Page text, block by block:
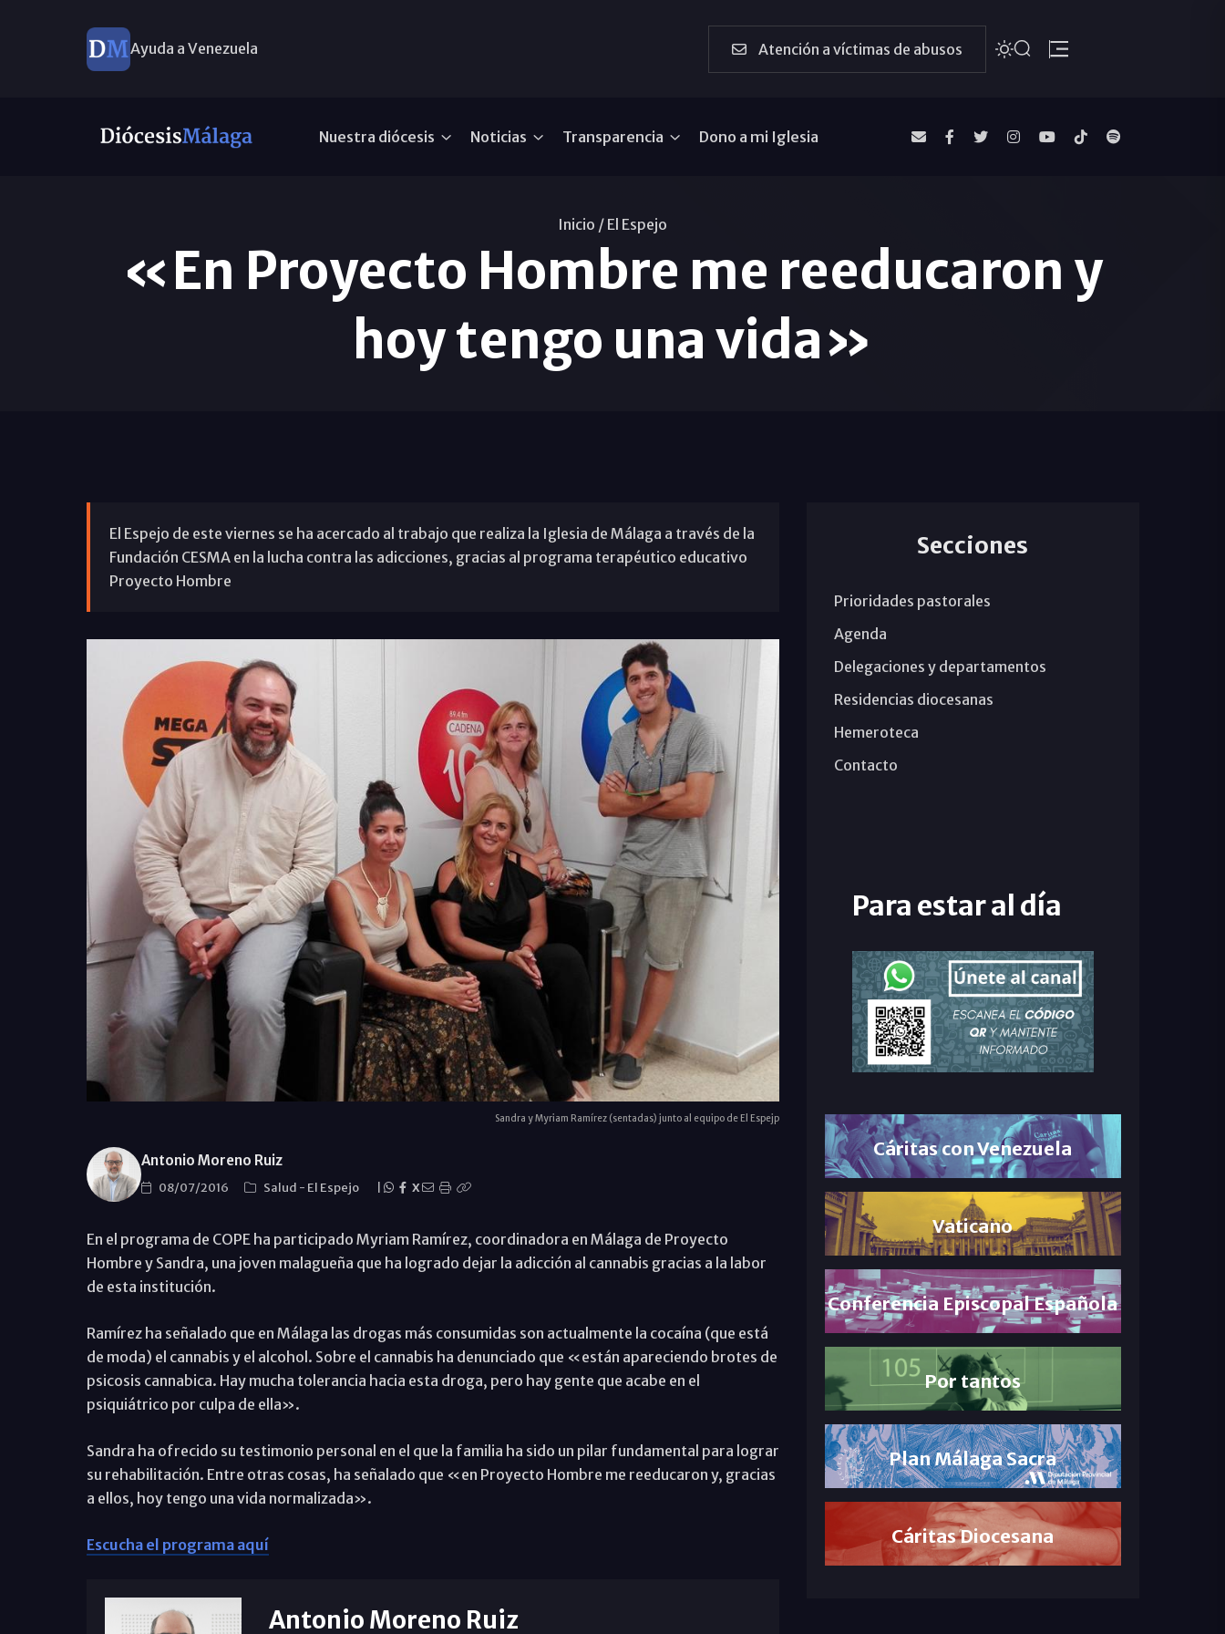
Ayuda a Venezuela Atención a víctimas de abusos
Nuestra diócesis Noticias Transparencia Dono a mi Iglesia
Inicio / El Espejo
«En Proyecto Hombre me reeducaron y
hoy tengo una vida»
El Espejo de este viernes se ha acercado al trabajo que realiza la Iglesia de Málaga a través de la
Fundación CESMA en la lucha contra las adicciones, gracias al programa terapéutico educativo
Proyecto Hombre
Sandra y Myriam Ramírez (sentadas) junto al equipo de El Espejp
Antonio Moreno Ruiz
08/07/2016 Salud - El Espejo X
En el programa de COPE ha participado Myriam Ramírez, coordinadora en Málaga de Proyecto
Hombre y Sandra, una joven malagueña que ha logrado dejar la adicción al cannabis gracias a la labor
de esta institución.
Ramírez ha señalado que en Málaga las drogas más consumidas son actualmente la cocaína (que está
de moda) el cannabis y el alcohol. Sobre el cannabis ha denunciado que «están apareciendo brotes de
psicosis cannabica. Hay mucha tolerancia hacia esta droga, pero hay gente que acabe en el
psiquiátrico por culpa de ella».
Sandra ha ofrecido su testimonio personal en el que la familia ha sido un pilar fundamental para lograr
su rehabilitación. Entre otras cosas, ha señalado que «en Proyecto Hombre me reeducaron y, gracias
a ellos, hoy tengo una vida normalizada».
Escucha el programa aquí
Antonio Moreno Ruiz
Secciones
Prioridades pastorales
Agenda
Delegaciones y departamentos
Residencias diocesanas
Hemeroteca
Contacto
Para estar al día
Cáritas con Venezuela
Vaticano
Conferencia Episcopal Española
Por tantos
Plan Málaga Sacra
Cáritas Diocesana